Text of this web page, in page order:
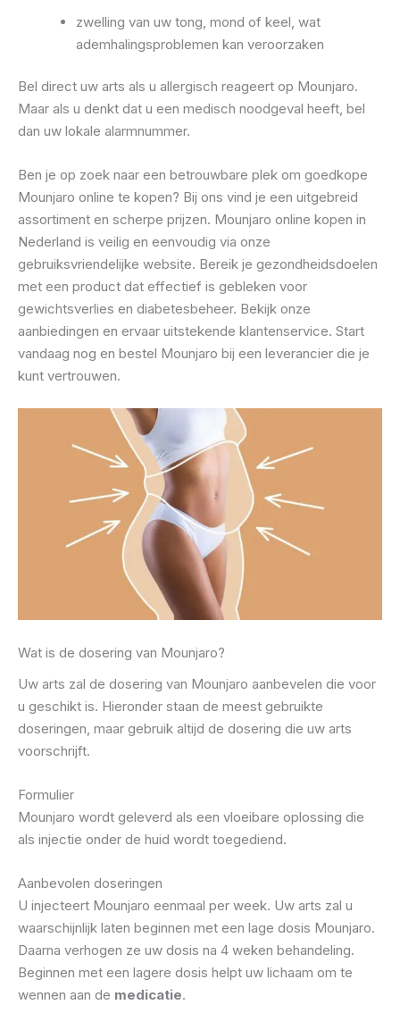
zwelling van uw tong, mond of keel, wat
ademhalingsproblemen kan veroorzaken
Bel direct uw arts als u allergisch reageert op Mounjaro.
Maar als u denkt dat u een medisch noodgeval heeft, bel
dan uw lokale alarmnummer.
Ben je op zoek naar een betrouwbare plek om goedkope
Mounjaro online te kopen? Bij ons vind je een uitgebreid
assortiment en scherpe prijzen. Mounjaro online kopen in
Nederland is veilig en eenvoudig via onze
gebruiksvriendelijke website. Bereik je gezondheidsdoelen
met een product dat effectief is gebleken voor
gewichtsverlies en diabetesbeheer. Bekijk onze
aanbiedingen en ervaar uitstekende klantenservice. Start
vandaag nog en bestel Mounjaro bij een leverancier die je
kunt vertrouwen.
Wat is de dosering van Mounjaro?
Uw arts zal de dosering van Mounjaro aanbevelen die voor
u geschikt is. Hieronder staan ​​de meest gebruikte
doseringen, maar gebruik altijd de dosering die uw arts
voorschrijft.
Formulier
Mounjaro wordt geleverd als een vloeibare oplossing die
als injectie onder de huid wordt toegediend.
Aanbevolen doseringen
U injecteert Mounjaro eenmaal per week. Uw arts zal u
waarschijnlijk laten beginnen met een lage dosis Mounjaro.
Daarna verhogen ze uw dosis na 4 weken behandeling.
Beginnen met een lagere dosis helpt uw ​​lichaam om te
wennen aan de medicatie.